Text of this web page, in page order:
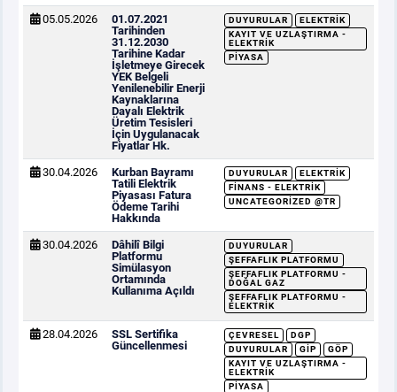
05.05.2026
01.07.2021
Tarihinden
31.12.2030
Tarihine Kadar
İşletmeye Girecek
YEK Belgeli
Yenilenebilir Enerji
Kaynaklarına
Dayalı Elektrik
Üretim Tesisleri
İçin Uygulanacak
Fiyatlar Hk.
DUYURULAR
ELEKTRIK
KAYIT VE UZLAŞTIRMA -
ELEKTRIK
PIYASA
30.04.2026
Kurban Bayramı
Tatili Elektrik
Piyasası Fatura
Ödeme Tarihi
Hakkında
DUYURULAR
ELEKTRIK
FINANS - ELEKTRIK
UNCATEGORIZED @TR
30.04.2026
Dâhilî Bilgi
Platformu
Simülasyon
Ortamında
Kullanıma Açıldı
DUYURULAR
ŞEFFAFLIK PLATFORMU
ŞEFFAFLIK PLATFORMU -
DOĞAL GAZ
ŞEFFAFLIK PLATFORMU -
ELEKTRIK
28.04.2026
SSL Sertifika
Güncellenmesi
ÇEVRESEL
DGP
DUYURULAR
GİP
GÖP
KAYIT VE UZLAŞTIRMA -
ELEKTRIK
PIYASA